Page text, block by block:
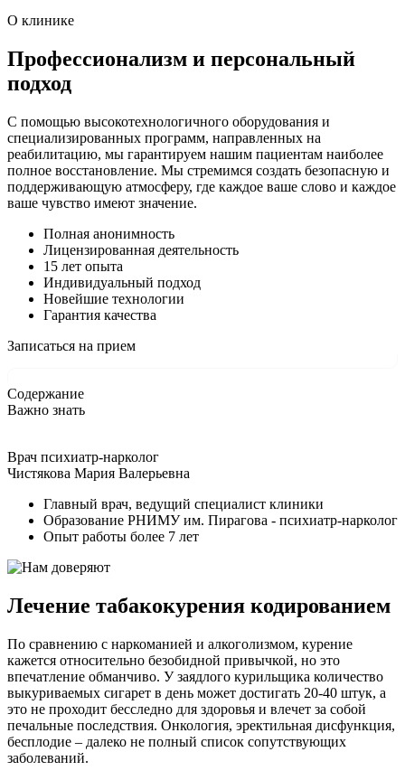
О клинике
Профессионализм и персональный
подход
С помощью высокотехнологичного оборудования и
специализированных программ, направленных на
реабилитацию, мы гарантируем нашим пациентам наиболее
полное восстановление. Мы стремимся создать безопасную и
поддерживающую атмосферу, где каждое ваше слово и каждое
ваше чувство имеют значение.
Полная анонимность
Лицензированная деятельность
15 лет опыта
Индивидуальный подход
Новейшие технологии
Гарантия качества
Записаться на прием
Содержание
Важно знать
Врач психиатр-нарколог
Чистякова Мария Валерьевна
Главный врач, ведущий специалист клиники
Образование РНИМУ им. Пирагова - психиатр-нарколог
Опыт работы более 7 лет
Лечение табакокурения кодированием
По сравнению с наркоманией и алкоголизмом, курение
кажется относительно безобидной привычкой, но это
впечатление обманчиво. У заядлого курильщика количество
выкуриваемых сигарет в день может достигать 20-40 штук, а
это не проходит бесследно для здоровья и влечет за собой
печальные последствия. Онкология, эректильная дисфункция,
бесплодие – далеко не полный список сопутствующих
заболеваний.